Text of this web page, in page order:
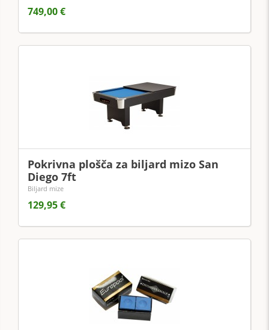
749,00 €
Pokrivna plošča za biljard mizo San
Diego 7ft
Biljard mize
129,95 €